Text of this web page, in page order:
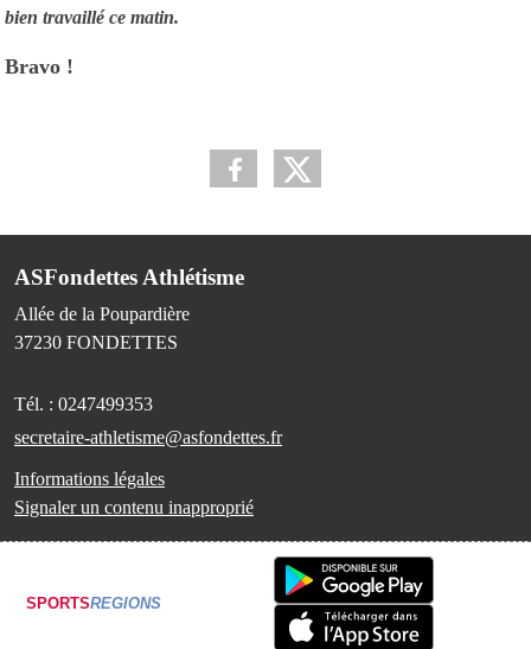
bien travaillé ce matin.
Bravo !
ASFondettes Athlétisme
Allée de la Poupardière
37230 FONDETTES
Tél. : 0247499353
secretaire-athletisme@asfondettes.fr
Informations légales
Signaler un contenu inapproprié
SPORTSREGIONS